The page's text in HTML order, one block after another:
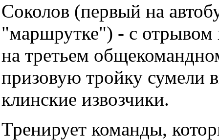
Соколов (первый на
"маршрутке") - с отрывом
на третьем
призовую тройку сумели
клинские извозчики.
Тренирует команды,